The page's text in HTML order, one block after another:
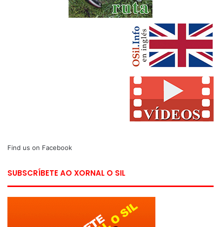
Find us on Facebook
SUBSCRÍBETE AO XORNAL O SIL